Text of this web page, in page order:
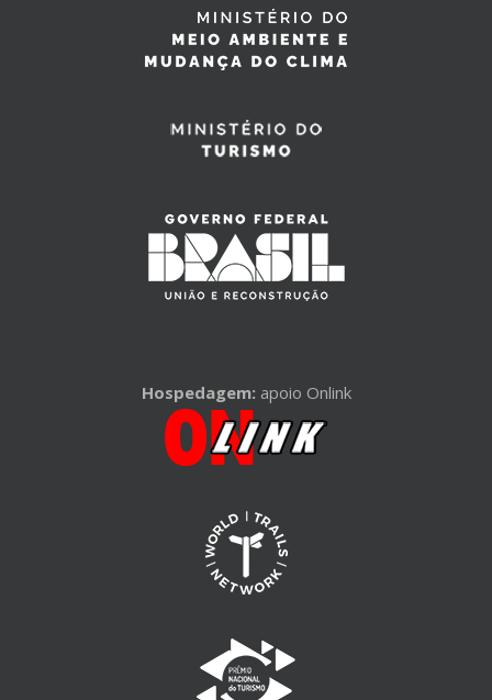
Hospedagem: apoio Onlink